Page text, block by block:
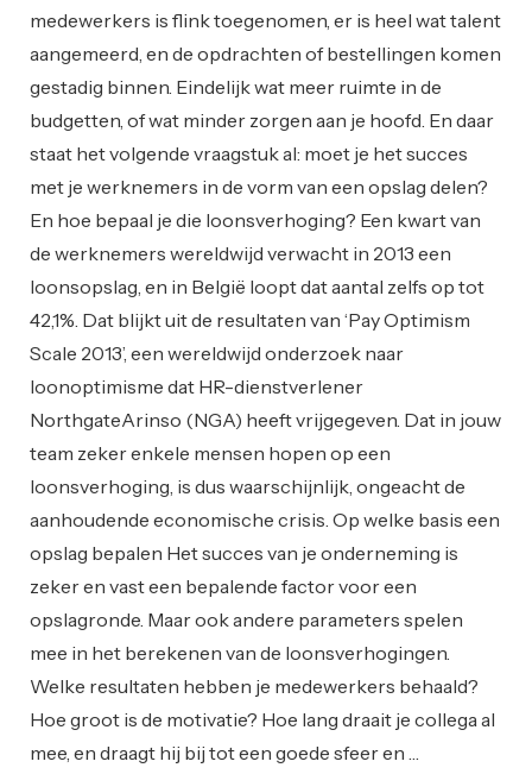
medewerkers is flink toegenomen, er is heel wat talent
aangemeerd, en de opdrachten of bestellingen komen
gestadig binnen. Eindelijk wat meer ruimte in de
budgetten, of wat minder zorgen aan je hoofd. En daar
staat het volgende vraagstuk al: moet je het succes
met je werknemers in de vorm van een opslag delen?
En hoe bepaal je die loonsverhoging? Een kwart van
de werknemers wereldwijd verwacht in 2013 een
loonsopslag, en in België loopt dat aantal zelfs op tot
42,1%. Dat blijkt uit de resultaten van ‘Pay Optimism
Scale 2013’, een wereldwijd onderzoek naar
loonoptimisme dat HR-dienstverlener
NorthgateArinso (NGA) heeft vrijgegeven. Dat in jouw
team zeker enkele mensen hopen op een
loonsverhoging, is dus waarschijnlijk, ongeacht de
aanhoudende economische crisis. Op welke basis een
opslag bepalen Het succes van je onderneming is
zeker en vast een bepalende factor voor een
opslagronde. Maar ook andere parameters spelen
mee in het berekenen van de loonsverhogingen.
Welke resultaten hebben je medewerkers behaald?
Hoe groot is de motivatie? Hoe lang draait je collega al
mee, en draagt hij bij tot een goede sfeer en …